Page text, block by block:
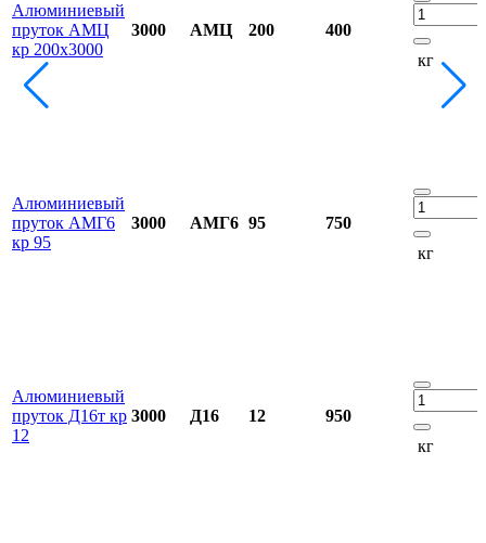
Алюминиевый
пруток АМЦ
кр 200х3000
3000 АМЦ 200
400
кг
Алюминиевый
пруток АМГ6
кр 95
3000 АМГ6 95
750
кг
Алюминиевый
пруток Д16т кр
12
3000 Д16 12
950
кг